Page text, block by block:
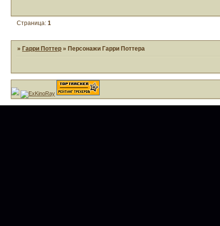
Страница:1
» Гарри Поттер » Персонажи Гарри Поттера